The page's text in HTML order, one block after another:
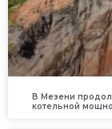
В Мезени
котельной